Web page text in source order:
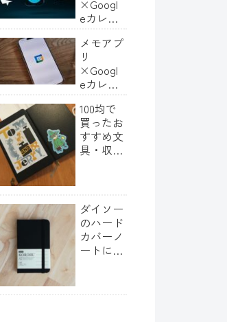
す｜②準
備編
×Googl
eカレン
で快適に
日記を残
す｜④応
用編
メモアプ
リ
×Googl
eカレン
で快適に
日記を残
す｜①き
っかけと
100均で
買ったお
すすめ文
具・収納
ソー）
ダイソー
のハード
カバーノ
ートに新